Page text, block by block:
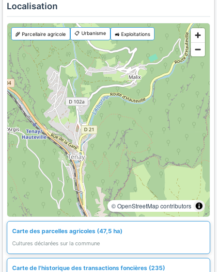
Localisation
© OpenStreetMap contributors
🌾 Parcellaire agricole 📋 Urbanisme 🚜 Exploitations
Carte des parcelles agricoles (47,5 ha)
Cultures déclarées sur la commune
Carte de l'historique des transactions foncières (235)